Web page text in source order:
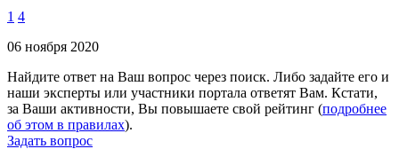
1 4
06 ноября 2020
Найдите ответ на Ваш вопрос через поиск. Либо задайте его и
наши эксперты или участники портала ответят Вам. Кстати,
за Ваши активности, Вы повышаете свой рейтинг (подробнее
об этом в правилах).
Задать вопрос